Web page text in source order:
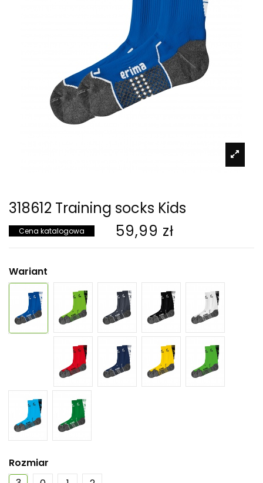
318612 Training socks Kids
Cena katalogowa 59,99 zł
Wariant
Rozmiar